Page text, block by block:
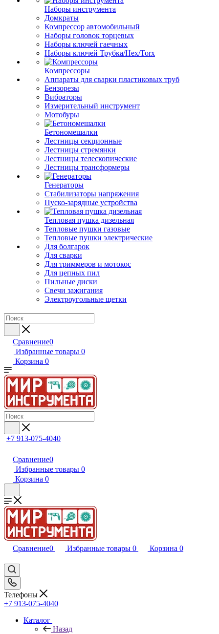
Наборы инструмента
Домкраты
Компрессор автомобильный
Наборы головок торцевых
Наборы ключей гаечных
Наборы ключей Трубка/Hex/Torx
Компрессоры
Аппараты для сварки пластиковых труб
Бензорезы
Вибраторы
Измерительный инструмент
Мотобуры
Бетономешалки
Лестницы секционные
Лестницы стремянки
Лестницы телескопические
Лестницы трансформеры
Генераторы
Стабилизаторы напряжения
Пуско-зарядные устройства
Тепловая пушка дизельная
Тепловые пушки газовые
Тепловые пушки электрические
Для болгарок
Для сварки
Для триммеров и мотокос
Для цепных пил
Пильные диски
Свечи зажигания
Электроугольные щетки
Сравнение0
Избранные товары 0
Корзина 0
+7 913-075-4040
Сравнение0
Избранные товары 0
Корзина 0
Сравнение0 Избранные товары 0 Корзина 0
Телефоны
+7 913-075-4040
Каталог
Назад